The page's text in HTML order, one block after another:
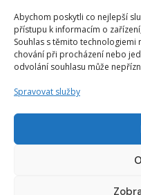
Abychom poskytli co nejlepší
přístupu k informacím o
Souhlas s těmito technologiemi
chování při procházení nebo
odvolání souhlasu může
Spravovat služby
Vytvořeno od